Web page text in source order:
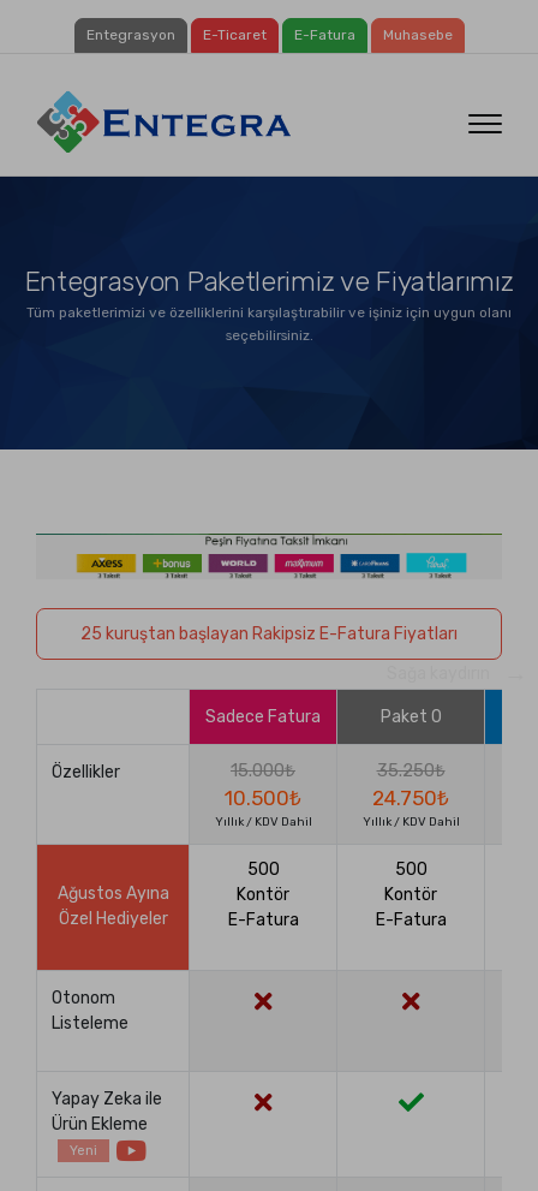
Entegrasyon E-Ticaret E-Fatura Muhasebe
Canlı Demo Başvuru Formu
Sistemimizin çalışır halini canlı olarak görerek karar verin!
Entegrasyon Paketlerimiz ve Fiyatlarımız
Tüm paketlerimizi ve özelliklerini karşılaştırabilir ve işiniz için uygun olanı
seçebilirsiniz.
25 kuruştan başlayan Rakipsiz E-Fatura Fiyatları
Sadece Fatura Paket 0
Özellikler 15.000₺
10.500₺
Yıllık / KDV Dahil
35.250₺
24.750₺
Yıllık / KDV Dahil
Ağustos Ayına
Özel Hediyeler
500
Kontör
E-Fatura
500
Kontör
E-Fatura
Otonom
Listeleme
Yapay Zeka ile
Ürün Ekleme
Yeni